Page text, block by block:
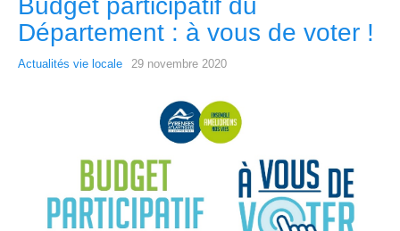
Département : à vous de voter !
Actualités vie locale 29 novembre 2020